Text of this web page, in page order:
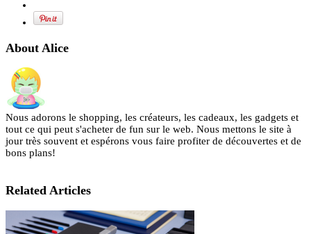
About Alice
Nous adorons le shopping, les créateurs, les cadeaux, les gadgets et
tout ce qui peut s'acheter de fun sur le web. Nous mettons le site à
jour très souvent et espérons vous faire profiter de découvertes et de
bons plans!
Related Articles